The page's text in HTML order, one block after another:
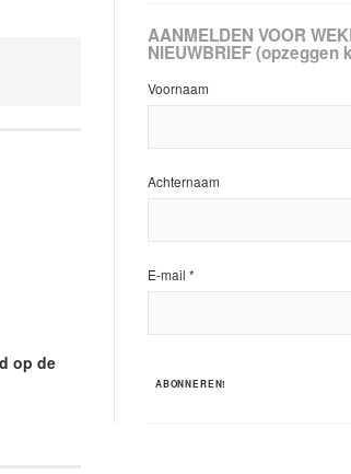
op de
AANMELDEN VOOR
NIEUWBRIEF (opzeggen
Voornaam
Achternaam
E-mail *